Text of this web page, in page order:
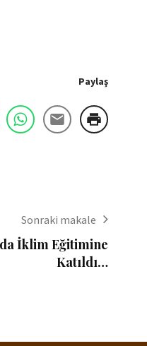
Paylaş
Sonraki makale
İklim Eğitimine
Katıldı…